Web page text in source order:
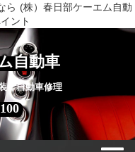
ら (株）春日部ケーエム自動
ント
自動車
・自動車修理